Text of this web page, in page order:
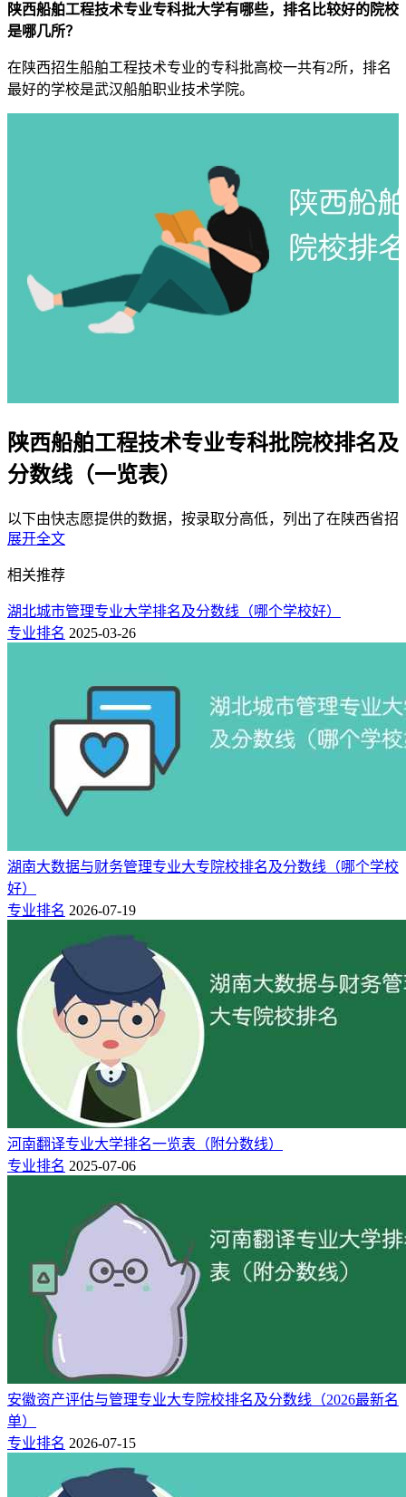
陕西船舶工程技术专业专科批大学有哪些，排名比较好的院校
是哪几所？
在陕西招生船舶工程技术专业的专科批高校一共有2所，排名
最好的学校是武汉船舶职业技术学院。
陕西船舶工程技术专业专科批院校排名及
分数线（一览表）
以下由快志愿提供的数据，按录取分高低，列出了在陕西省招
生船舶工程技术专业排名较好的专科批大学名单，包含公办和
陕西船舶工程技术专业专科批院校排名一览表（省
外榜）
共有2所，排名前二的大学（含录取分数线）名单：武汉船舶
职业技术学院（404分）、渤海船舶职业学院（380分）。
学校名称
分数
武汉船舶职业技术学
2 渤海船舶职业学院
术
批
380
展开全文
相关推荐
湖北城市管理专业大学排名及分数线（哪个学校好）
专业排名 2025-03-26
湖南大数据与财务管理专业大专院校排名及分数线（哪个学校
好）
专业排名 2026-07-19
河南翻译专业大学排名一览表（附分数线）
专业排名 2025-07-06
安徽资产评估与管理专业大专院校排名及分数线（2026最新名
单）
专业排名 2026-07-15